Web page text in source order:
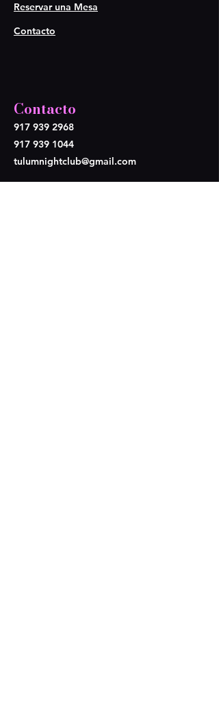
Reservar una Mesa
Contacto
Contacto
917 939 2968
917 939 1044
tulumnightclub@gmail.com